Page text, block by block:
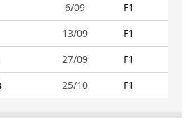
6/09
F1
13/09
F1
27/09
F1
25/10 F1